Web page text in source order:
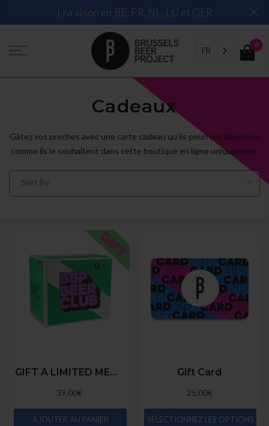
Livraison en BE, FR, NL, LU et GER
FR
0
Cadeaux
Gâtez vos proches avec une carte cadeau qu'ils pourront dépenser
comme ils le souhaitent dans cette boutique en ligne uniquement.
Sort By
AJOUTER AU PANIER
GIFT A LIMITED MEMBERSHIP
39,00€
SÉLECTIONNEZ LES OPTIONS
Gift Card
25,00€